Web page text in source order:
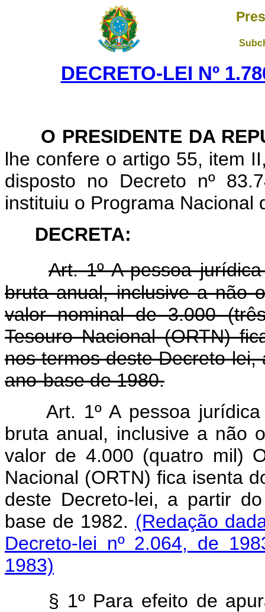
DECRETO-LEI Nº
O PRESIDENTE DA
lhe confere o artigo 55, item
disposto no Decreto nº
instituiu o Programa Nacional
DECRETA:
Art. 1º A pessoa
bruta anual, inclusive a não
valor nominal de 3.000
Tesouro Nacional (ORTN)
nos termos deste Decreto-
ano-base de 1980.
Art. 1º A pessoa
bruta anual, inclusive a não
valor de 4.000 (quatro mil)
Nacional (ORTN) fica isenta
deste Decreto-lei, a partir
base de 1982. (Redação
Decreto-lei nº 2.064, de
1983)
§ 1º Para efeito de